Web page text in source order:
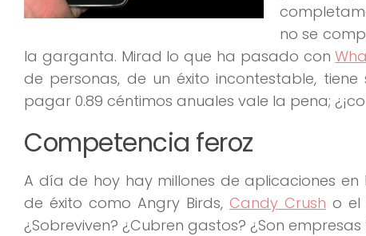
no se
la garganta. Mirad lo que ha pasado con
de personas, de un éxito incontestable,
pagar 0.89 céntimos anuales vale la pena;
Competencia feroz
A día de hoy hay millones de aplicaciones en
de éxito como Angry Birds, Candy Crush o el
¿Sobreviven? ¿Cubren gastos? ¿Son